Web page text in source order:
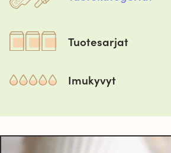
Tuotesarjat
Imukyvyt